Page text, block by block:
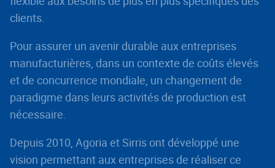
clients.
Pour assurer un avenir durable aux entreprises
manufacturières, dans un contexte de coûts élevés
et de concurrence mondiale, un changement de
paradigme dans leurs activités de production est
nécessaire.
Depuis 2010, Agoria et Sirris ont développé une
vision permettant aux entreprises de réaliser ce